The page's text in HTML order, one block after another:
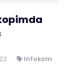
Infokom